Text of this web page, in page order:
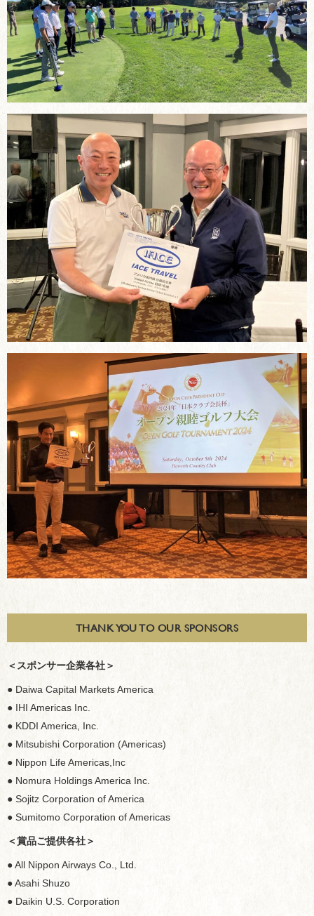
THANK YOU TO OUR SPONSORS
＜スポンサー企業各社＞
● Daiwa Capital Markets America
● IHI Americas Inc.
● KDDI America, Inc.
● Mitsubishi Corporation (Americas)
● Nippon Life Americas,Inc
● Nomura Holdings America Inc.
● Sojitz Corporation of America
● Sumitomo Corporation of Americas
＜賞品ご提供各社＞
● All Nippon Airways Co., Ltd.
● Asahi Shuzo
● Daikin U.S. Corporation